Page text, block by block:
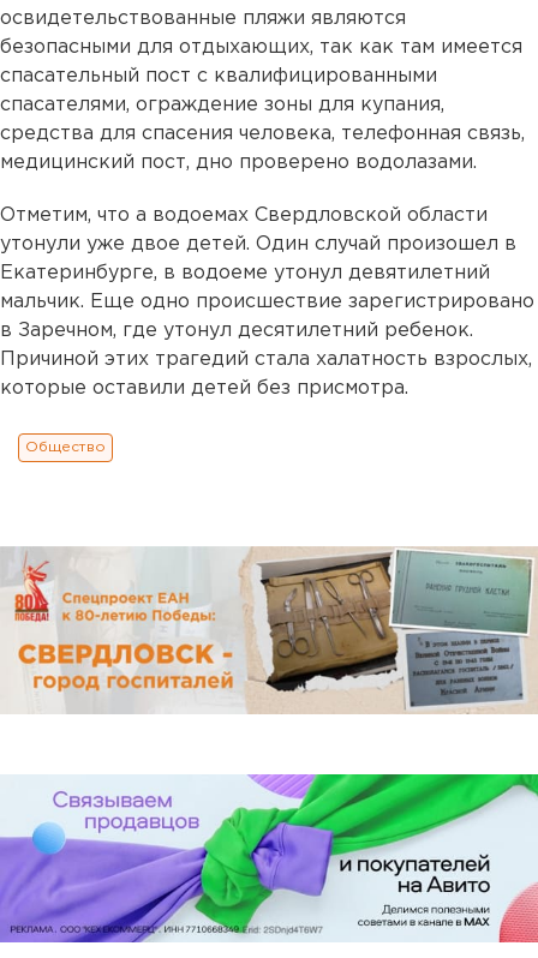
освидетельствованные пляжи являются
безопасными для отдыхающих, так как там имеется
спасательный пост с квалифицированными
спасателями, ограждение зоны для купания,
средства для спасения человека, телефонная связь,
медицинский пост, дно проверено водолазами.
Отметим, что а водоемах Свердловской области
утонули уже двое детей. Один случай произошел в
Екатеринбурге, в водоеме утонул девятилетний
мальчик. Еще одно происшествие зарегистрировано
в Заречном, где утонул десятилетний ребенок.
Причиной этих трагедий стала халатность взрослых,
которые оставили детей без присмотра.
Общество